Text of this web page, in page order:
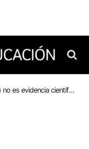
es voluntad política»